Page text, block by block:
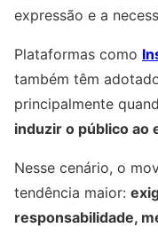
expressão e a
Plataformas como
também têm
principalmente
induzir o público ao
Nesse cenário, o
tendência maior:
responsabilidade,